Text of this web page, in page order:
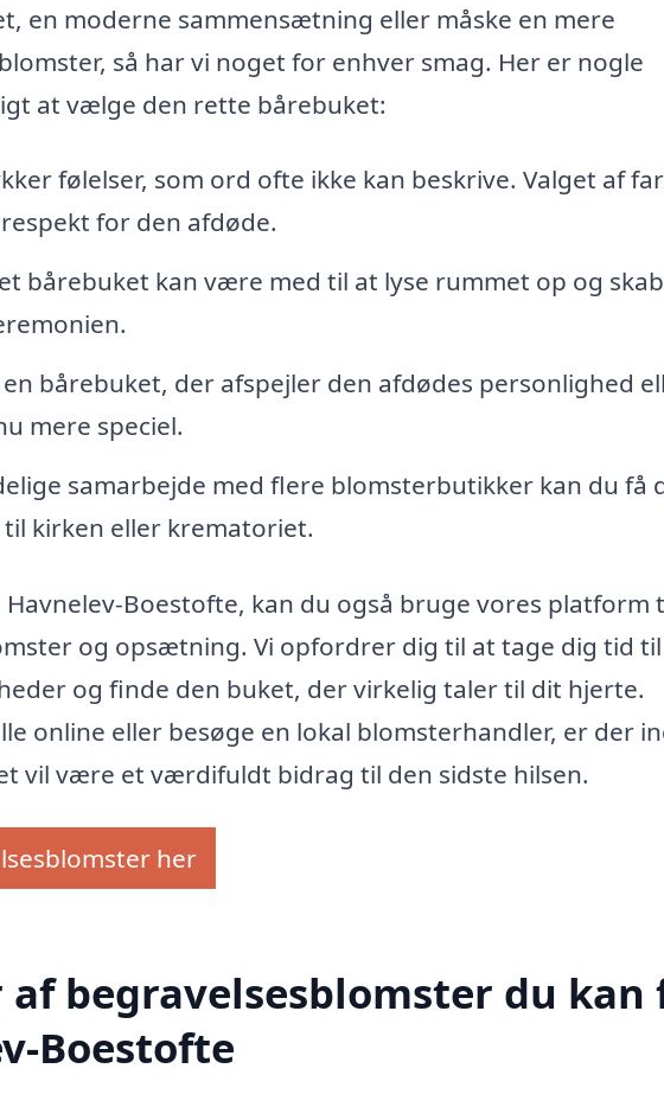
en moderne sammensætning eller måske en mere
så har vi noget for enhver smag. Her er nogle
at vælge den rette bårebuket:
følelser, som ord ofte ikke kan beskrive. Valget af
for den afdøde.
bårebuket kan være med til at lyse rummet op og
bårebuket, der afspejler den afdødes personlighed
mere speciel.
samarbejde med flere blomsterbutikker kan du få
kirken eller krematoriet.
Boestofte, kan du også bruge vores platform
og opsætning. Vi opfordrer dig til at tage dig tid
og finde den buket, der virkelig taler til dit hjerte.
online eller besøge en lokal blomsterhandler, er der
vil være et værdifuldt bidrag til den sidste hilsen.
her
begravelsesblomster du kan
Boestofte